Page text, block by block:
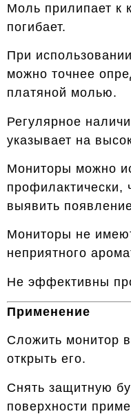
Моль прилипает к
погибает.
При
можно точнее
платяной молью.
Регулярное
указывает на
Мониторы можно
профилактически,
выявить
Мониторы не
неприятного
Не эффективны
Применение
Сложить монитор
открыть его.
Снять защитную
поверхности